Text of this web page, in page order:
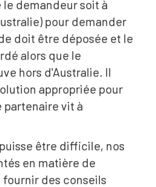
demandeur soit à
pour demander
doit être déposée et le
alors que le
hors d'Australie. Il
appropriée pour
partenaire vit à
être difficile, nos
en matière de
des conseils